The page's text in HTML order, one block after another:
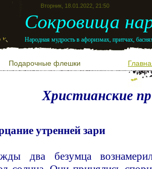
Вторник, 18.01.2022, 21:50
Сокровища
Народная мудрость в афоризмах, притчах,
Подарочные флешки
Христианские
утренней зари
два безумца